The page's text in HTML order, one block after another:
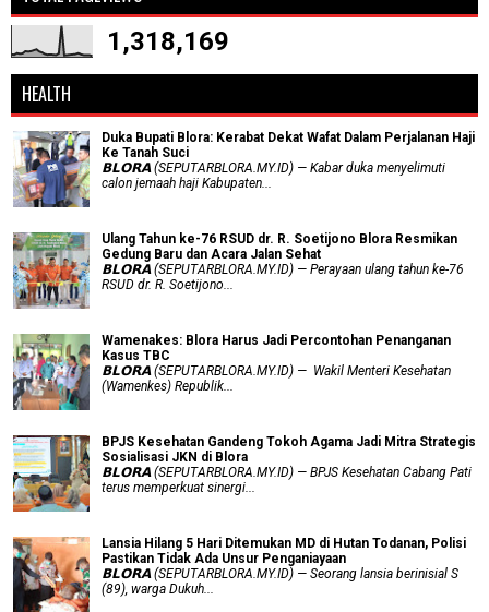
1,318,169
HEALTH
Duka Bupati Blora: Kerabat Dekat Wafat Dalam Perjalanan Haji
Ke Tanah Suci
𝗕𝗟𝗢𝗥𝗔 (SEPUTARBLORA.MY.ID) — Kabar duka menyelimuti
calon jemaah haji Kabupaten...
Ulang Tahun ke-76 RSUD dr. R. Soetijono Blora Resmikan
Gedung Baru dan Acara Jalan Sehat
𝗕𝗟𝗢𝗥𝗔 (SEPUTARBLORA.MY.ID) — Perayaan ulang tahun ke-76
RSUD dr. R. Soetijono...
Wamenakes: Blora Harus Jadi Percontohan Penanganan
Kasus TBC
𝗕𝗟𝗢𝗥𝗔 (SEPUTARBLORA.MY.ID) — Wakil Menteri Kesehatan
(Wamenkes) Republik...
BPJS Kesehatan Gandeng Tokoh Agama Jadi Mitra Strategis
Sosialisasi JKN di Blora
𝗕𝗟𝗢𝗥𝗔 (SEPUTARBLORA.MY.ID) — BPJS Kesehatan Cabang Pati
terus memperkuat sinergi...
Lansia Hilang 5 Hari Ditemukan MD di Hutan Todanan, Polisi
Pastikan Tidak Ada Unsur Penganiayaan
𝗕𝗟𝗢𝗥𝗔 (SEPUTARBLORA.MY.ID) — Seorang lansia berinisial S
(89), warga Dukuh...